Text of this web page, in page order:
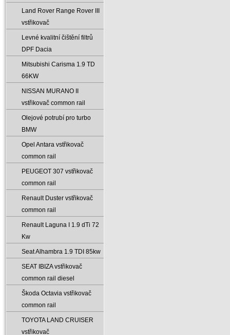
Land Rover Range Rover III
vstřikovač
Levné kvalitní čištění filtrů
DPF Dacia
Mitsubishi Carisma 1.9 TD
66KW
NISSAN MURANO II
vstřikovač common rail
Olejové potrubí pro turbo
BMW
Opel Antara vstřikovač
common rail
PEUGEOT 307 vstřikovač
common rail
Renault Duster vstřikovač
common rail
Renault Laguna I 1.9 dTi 72
Kw
Seat Alhambra 1.9 TDI 85kw
SEAT IBIZA vstřikovač
common rail diesel
Škoda Octavia vstřikovač
common rail
TOYOTA LAND CRUISER
vstřikovač